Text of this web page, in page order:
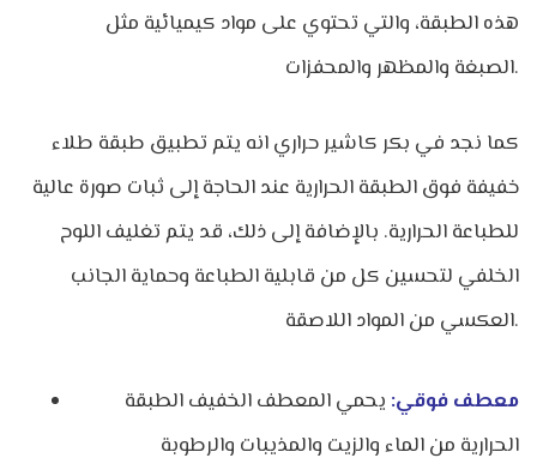
هذه الطبقة، والتي تحتوي على مواد كيميائية مثل
الصبغة والمظهر والمحفزات.
كما نجد في بكر كاشير حراري انه يتم تطبيق طبقة طلاء
خفيفة فوق الطبقة الحرارية عند الحاجة إلى ثبات صورة عالية
للطباعة الحرارية. بالإضافة إلى ذلك، قد يتم تغليف اللوح
الخلفي لتحسين كل من قابلية الطباعة وحماية الجانب
العكسي من المواد اللاصقة.
معطف فوقي: يحمي المعطف الخفيف الطبقة
الحرارية من الماء والزيت والمذيبات والرطوبة